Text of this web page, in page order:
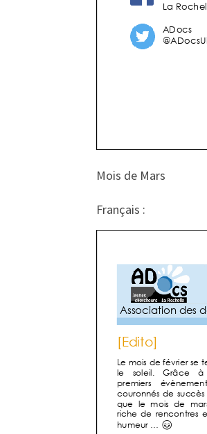
Mois de Mars
Français :